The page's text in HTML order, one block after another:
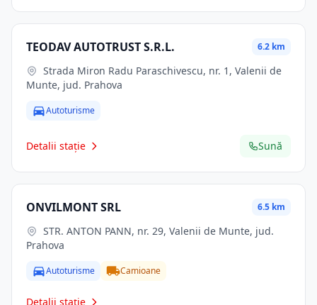
TEODAV AUTOTRUST S.R.L. 6.2 km
Munte, jud. Prahova
Autoturisme
Detalii stație Sună
ONVILMONT SRL 6.5 km
Prahova
Autoturisme Camioane
Detalii stație